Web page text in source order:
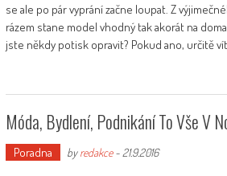
se ale po pár vyprání začne loupat. Z
rázem stane model vhodný tak akorát na
jste někdy potisk opravit? Pokud ano, určitě
Móda, Bydlení, Podnikání To Vše V
Poradna byredakce- 21.9.2016